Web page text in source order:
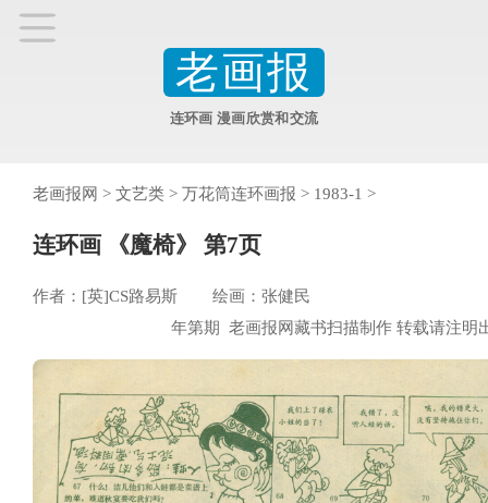
老画报
连环画 漫画欣赏和交流
老画报网 > 文艺类 > 万花筒连环画报 > 1983-1 >
连环画 《魔椅》 第7页
作者：[英]CS路易斯 绘画：张健民
年第期 老画报网藏书扫描制作 转载请注明